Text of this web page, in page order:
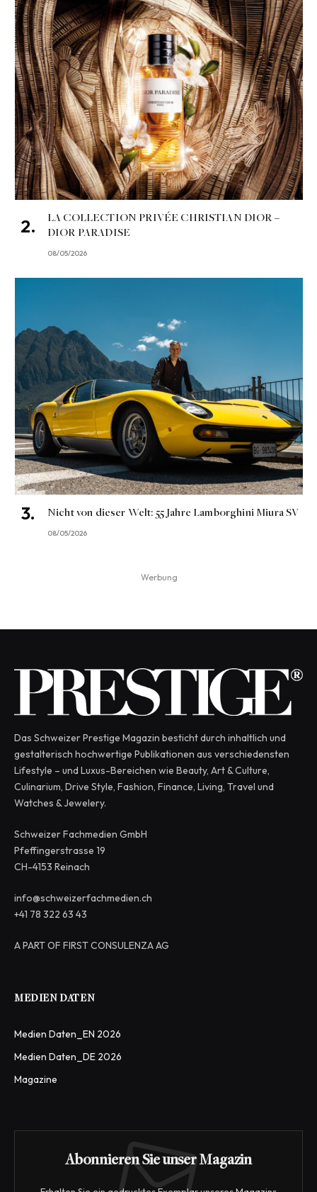
LA COLLECTION PRIVÉE CHRISTIAN DIOR –
DIOR PARADISE
08/05/2026
Nicht von dieser Welt: 55 Jahre Lamborghini Miura SV
08/05/2026
Werbung
Das Schweizer Prestige Magazin besticht durch inhaltlich und
gestalterisch hochwertige Publikationen aus verschiedensten
Lifestyle – und Luxus-Bereichen wie Beauty, Art & Culture,
Culinarium, Drive Style, Fashion, Finance, Living, Travel und
Watches & Jewelery.
Schweizer Fachmedien GmbH
Pfeffingerstrasse 19
CH-4153 Reinach
info@schweizerfachmedien.ch
+41 78 322 63 43
A PART OF FIRST CONSULENZA AG
MEDIEN DATEN
Medien Daten_EN 2026
Medien Daten_DE 2026
Magazine
Abonnieren Sie unser Magazin